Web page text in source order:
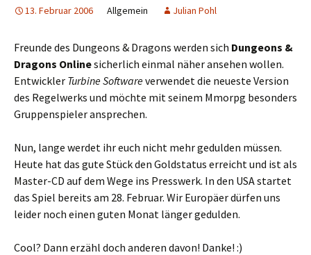
13. Februar 2006 Allgemein Julian Pohl
Freunde des Dungeons & Dragons werden sich Dungeons &
Dragons Onlinesicherlich einmal näher ansehen wollen.
Entwickler Turbine Softwareverwendet die neueste Version
des Regelwerks und möchte mit seinem Mmorpg besonders
Gruppenspieler ansprechen.
Nun, lange werdet ihr euch nicht mehr gedulden müssen.
Heute hat das gute Stück den Goldstatus erreicht und ist als
Master-CD auf dem Wege ins Presswerk. In den USA startet
das Spiel bereits am 28. Februar. Wir Europäer dürfen uns
leider noch einen guten Monat länger gedulden.
Cool? Dann erzähl doch anderen davon! Danke! :)